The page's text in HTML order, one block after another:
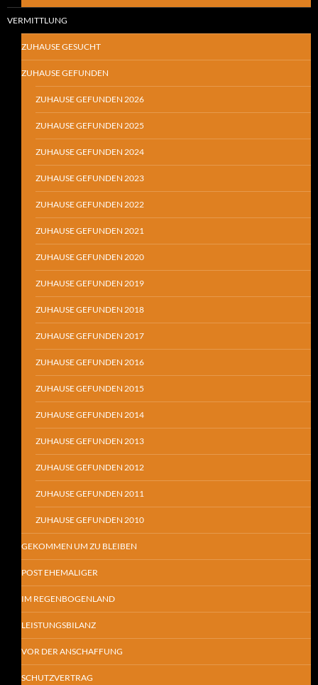
VERMITTLUNG
ZUHAUSE GESUCHT
ZUHAUSE GEFUNDEN
ZUHAUSE GEFUNDEN 2026
ZUHAUSE GEFUNDEN 2025
ZUHAUSE GEFUNDEN 2024
ZUHAUSE GEFUNDEN 2023
ZUHAUSE GEFUNDEN 2022
ZUHAUSE GEFUNDEN 2021
ZUHAUSE GEFUNDEN 2020
ZUHAUSE GEFUNDEN 2019
ZUHAUSE GEFUNDEN 2018
ZUHAUSE GEFUNDEN 2017
ZUHAUSE GEFUNDEN 2016
ZUHAUSE GEFUNDEN 2015
ZUHAUSE GEFUNDEN 2014
ZUHAUSE GEFUNDEN 2013
ZUHAUSE GEFUNDEN 2012
ZUHAUSE GEFUNDEN 2011
ZUHAUSE GEFUNDEN 2010
GEKOMMEN UM ZU BLEIBEN
POST EHEMALIGER
IM REGENBOGENLAND
LEISTUNGSBILANZ
VOR DER ANSCHAFFUNG
SCHUTZVERTRAG